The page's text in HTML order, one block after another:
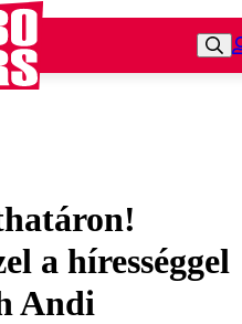
a hírességgel
Andi